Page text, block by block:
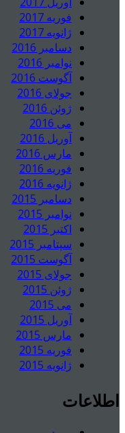
فوریه 2017
ژانویه 2017
دسامبر 2016
نوامبر 2016
آگوست 2016
جولای 2016
ژوئن 2016
می 2016
آوریل 2016
مارس 2016
فوریه 2016
ژانویه 2016
دسامبر 2015
نوامبر 2015
اکتبر 2015
سپتامبر 2015
آگوست 2015
جولای 2015
ژوئن 2015
می 2015
آوریل 2015
مارس 2015
فوریه 2015
ژانویه 2015
اطلاعات